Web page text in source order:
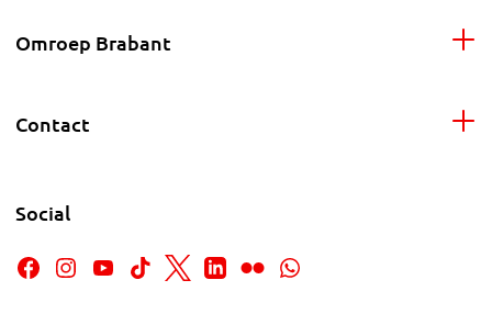
Omroep Brabant
Contact
Social